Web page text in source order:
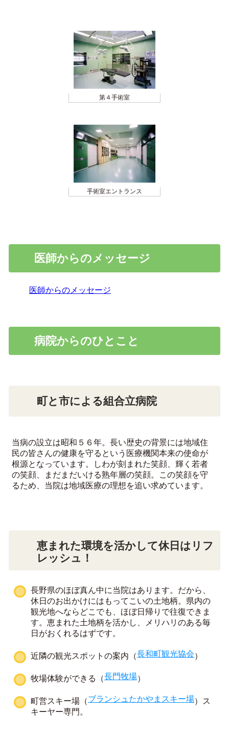
第４手術室
手術室エントランス
医師からのメッセージ
医師からのメッセージ
病院からのひとこと
町と市による組合立病院
当病の設立は昭和５６年。長い歴史の背景には地域住
民の皆さんの健康を守るという医療機関本来の使命が
根源となっています。しわが刻まれた笑顔、輝く若者
の笑顔、まだまだいける熟年層の笑顔。この笑顔を守
るため、当院は地域医療の理想を追い求めています。
恵まれた環境を活かして休日はリフ
レッシュ！
長野県のほぼ真ん中に当院はあります。だから、
休日のお出かけにはもってこいの土地柄。県内の
観光地へならどこでも、ほぼ日帰りで往復できま
す。恵まれた土地柄を活かし、メリハリのある毎
日がおくれるはずです。
近隣の観光スポットの案内（長和町観光協会）
牧場体験ができる（長門牧場）
町営スキー場（ブランシュたかやまスキー場）ス
キーヤー専門。